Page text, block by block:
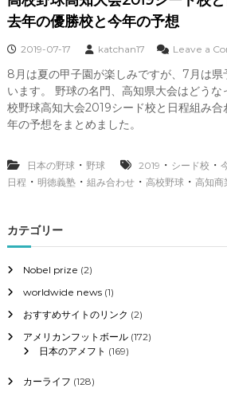
去年の優勝校と今年の予想
2019-07-17 katchan17 Leave a
8月は夏の甲子園が楽しみですが、7月は県
います。 野球の名門、高知県大会はどう
校野球高知大会2019シード校と日程組み
年の予想をまとめました。
日本の野球・ 野球 2019 ・ シード校 ・
日程 ・ 明徳義塾・ 組み合わせ・ 高校野球・ 高知商
カテゴリー
Nobel prize (2)
worldwide news(1)
おすすめサイトのリンク (2)
アメリカンフットボール(172)
日本のアメフト (169)
カーライフ (128)